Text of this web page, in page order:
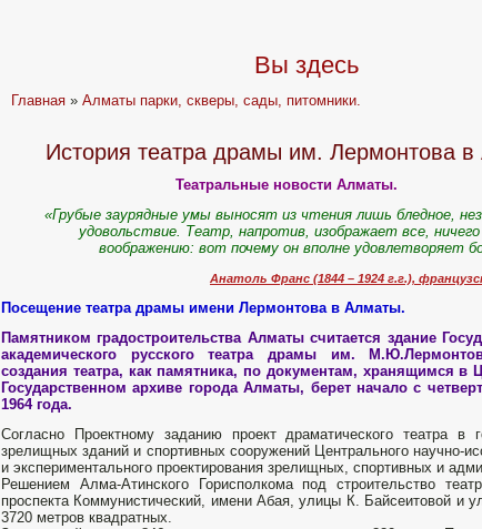
Вы здесь
Главная »Алматы парки, скверы, сады, питомники.
История театра драмы им. Лермонтова
Театральные новости Алматы.
«Грубые заурядные умы выносят из чтения лишь бледное,
удовольствие. Театр, напротив, изображает все,
воображению: вот почему он вполне удовлетворяет
Анатоль Франс (1844 – 1924 г.г.),
Посещение театра драмы имени Лермонтова в Алматы.
Памятником градостроительства Алматы считается здание
академического русского театра драмы им.
создания театра, как памятника, по документам, хранящимся в
Государственном архиве города Алматы, берет начало с
1964 года.
Согласно Проектному заданию проект драматического театра
зрелищных зданий и спортивных сооружений Центрального научно-
и экспериментального проектирования зрелищных, спортивных и
Решением Алма-Атинского Горисполкома под строительство
проспекта Коммунистический, имени Абая, улицы К. Байсеитовой и
3720 метров квадратных.